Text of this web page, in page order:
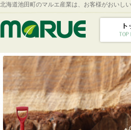
北海道池田町のマルエ産業は、お客様がおいし